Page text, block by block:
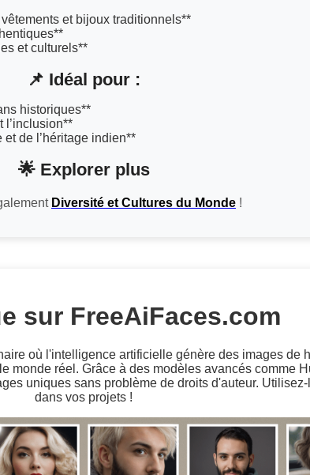
et bijoux traditionnels**
et culturels**
📌 Idéal pour :
historiques**
l’inclusion**
de l’héritage indien**
🌟 Explorer plus
Diversité et Cultures du Monde !
sur FreeAiFaces.com
où l'intelligence artificielle génère des images de
monde réel. Grâce à des modèles avancés comme
uniques sans problème de droits d'auteur.
dans vos projets !